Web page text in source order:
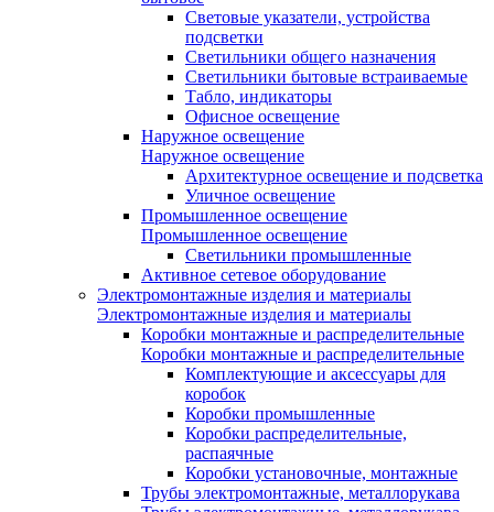
Световые указатели, устройства
подсветки
Светильники общего назначения
Светильники бытовые встраиваемые
Табло, индикаторы
Офисное освещение
Наружное освещение
Наружное освещение
Архитектурное освещение и подсветка
Уличное освещение
Промышленное освещение
Промышленное освещение
Светильники промышленные
Активное сетевое оборудование
Электромонтажные изделия и материалы
Электромонтажные изделия и материалы
Коробки монтажные и распределительные
Коробки монтажные и распределительные
Комплектующие и аксессуары для
коробок
Коробки промышленные
Коробки распределительные,
распаячные
Коробки установочные, монтажные
Трубы электромонтажные, металлорукава